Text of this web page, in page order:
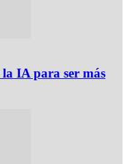
IA para ser más